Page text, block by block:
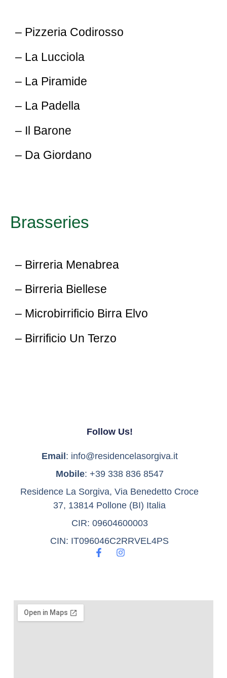
– Pizzeria Codirosso
– La Lucciola
– La Piramide
– La Padella
– Il Barone
– Da Giordano
Brasseries
– Birreria Menabrea
– Birreria Biellese
– Microbirrificio Birra Elvo
– Birrificio Un Terzo
Follow Us!
Email : info@residencelasorgiva.it
Mobile: +39 338 836 8547
Residence La Sorgiva, Via Benedetto Croce
37, 13814 Pollone (BI) Italia
CIR: 09604600003
CIN: IT096046C2RRVEL4PS